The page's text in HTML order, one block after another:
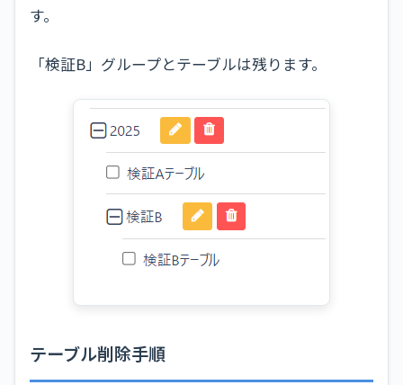
す。
「検証B」グループとテーブルは残ります。
テーブル削除手順